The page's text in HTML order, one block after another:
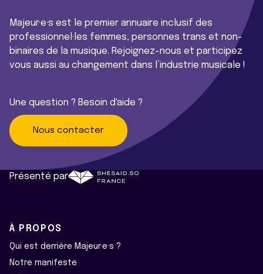
Majeur·e·s est le premier annuaire inclusif des
professionnel·les femmes, personnes trans et non-
binaires de la musique. Rejoignez-nous et participez
vous aussi au changement dans l’industrie musicale !
Une question ? Besoin d'aide ?
Nous contacter
Présenté par
À PROPOS
Qui est derrière Majeur·e·s ?
Notre manifeste